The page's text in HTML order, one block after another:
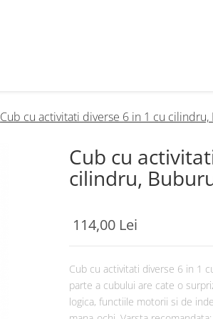
Cub cu activitati diverse 6 in 1 cu
Cub cu
cilindru,
114,00 Lei
Cub cu activitati diverse 6 in 1
parte a cubului are cate o
logica, functiile motorii si de